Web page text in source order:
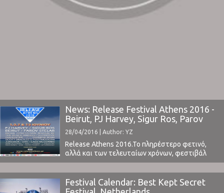
News: Release Festival Athens 2016 -
Beirut, PJ Harvey, Sigur Ros, Parov
Stelar
28/04/2016 | Author: YZ
Release Athens 2016.To πληρέστερο φετινό,
αλλά και των τελευταίων χρόνων, φεστιβάλ
ανακοίνωσε το τελικό του line-up.Το πρώτο
φεστιβάλ που μετά από χρόνια έχει καταφέρνει
να ισορροπήσει μεταξύ εμπορικότητας και
ποιότητας των ονομάτων που συνθέτουν το
Festival Calendar: Best Kept Secret